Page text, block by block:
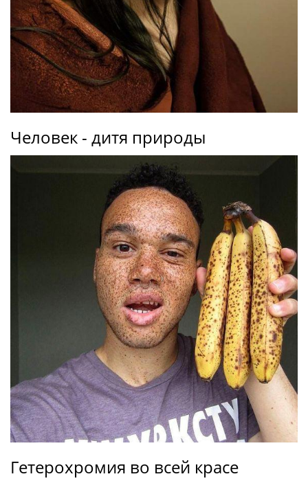
Человек - дитя природы
Гетерохромия во всей красе